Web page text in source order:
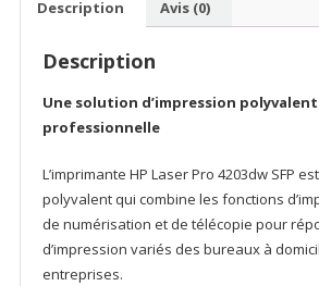
4203dw
Description Avis (0)
Description
Une solution d’impression
professionnelle
L’imprimante HP Laser Pro 4203dw SFP
polyvalent qui combine les fonctions
de numérisation et de télécopie pour
d’impression variés des bureaux à
entreprises.